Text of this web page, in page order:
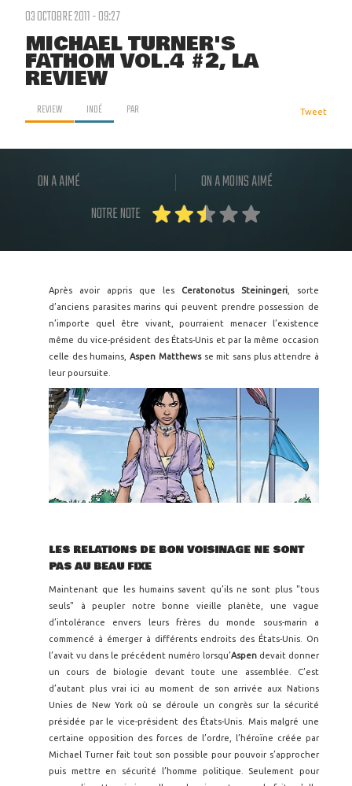
03 OCTOBRE 2011 - 09:27
MICHAEL TURNER'S
FATHOM VOL.4 #2, LA
REVIEW
REVIEW INDÉ PAR Tweet
ON A AIMÉ
ON A MOINS AIMÉ
NOTRE NOTE
Après avoir appris que les Ceratonotus Steiningeri , sorte
d’anciens parasites marins qui peuvent prendre possession de
n’importe quel être vivant, pourraient menacer l’existence
même du vice-président des États-Unis et par la même occasion
celle des humains,Aspen Matthewsse mit sans plus attendre à
leur poursuite.
LES RELATIONS DE BON VOISINAGE NE SONT
PAS AU BEAU FIXE
Maintenant que les humains savent qu’ils ne sont plus "tous
seuls" à peupler notre bonne vieille planète, une vague
d’intolérance envers leurs frères du monde sous-marin a
commencé à émerger à différents endroits des États-Unis. On
l’avait vu dans le précédent numéro lorsqu’Aspen devait donner
un cours de biologie devant toute une assemblée. C’est
d’autant plus vrai ici au moment de son arrivée aux Nations
Unies de New York où se déroule un congrès sur la sécurité
présidée par le vice-président des États-Unis. Mais malgré une
certaine opposition des forces de l’ordre, l’héroïne créée par
Michael Turner fait tout son possible pour pouvoir s’approcher
puis mettre en sécurité l’homme politique. Seulement pour